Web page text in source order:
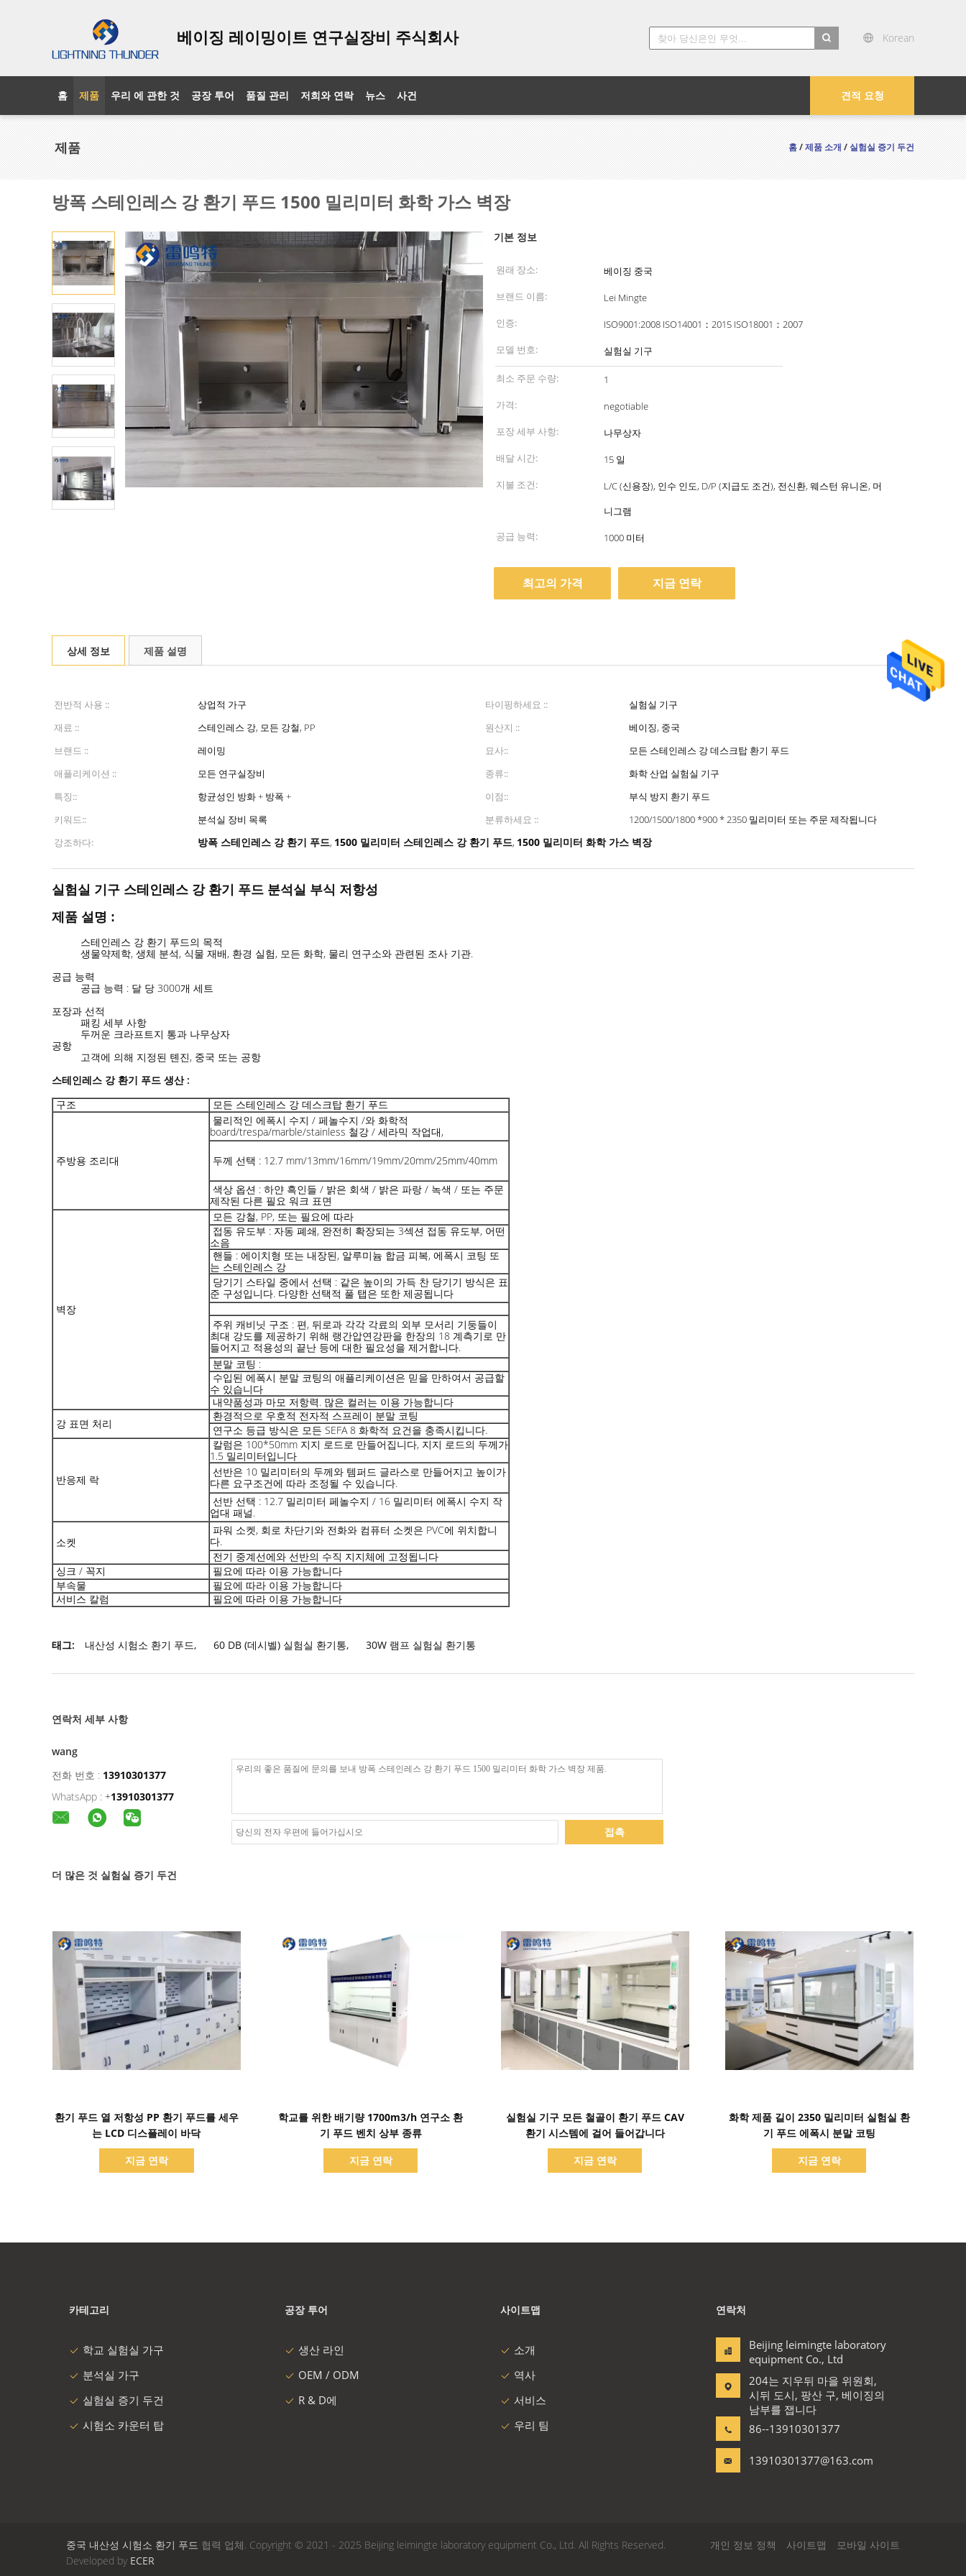
베이징 레이밍이트 연구실장비 주식회사 Korean
견적 요청
홈 제품 우리 에 관한 것 공장 투어 품질 관리 저희와 연락 뉴스 사건
제품 홈/제품 소개/실험실 증기 두건
방폭 스테인레스 강 환기 푸드 1500 밀리미터 화학 가스 벽장
기본 정보
원래 장소:
베이징 중국
브랜드 이름:
Lei Mingte
인증:
ISO9001:2008 ISO14001：2015 ISO18001：2007
모델 번호:
실험실 기구
최소 주문 수량:
1
가격:
negotiable
포장 세부 사항:
나무상자
배달 시간:
15 일
지불 조건:
L/C (신용장), 인수 인도, D/P (지급도 조건), 전신환, 웨스턴 유니온, 머
니그램
공급 능력:
1000 미터
최고의 가격 지금 연락
상세 정보 제품 설명
전반적 사용 :: 상업적 가구 타이핑하세요 ::
실험실 기구
재료 ::
스테인레스 강, 모든 강철, PP 원산지 ::
베이징, 중국
브랜드 ::
레이밍 묘사::
모든 스테인레스 강 데스크탑 환기 푸드
애플리케이션 ::
모든 연구실장비 종류::
화학 산업 실험실 기구
특징::
항균성인 방화 + 방폭 + 이점::
부식 방지 환기 푸드
키워드::
분석실 장비 목록 분류하세요 ::
1200/1500/1800 *900 * 2350 밀리미터 또는 주문 제작됩니다
강조하다:
방폭 스테인레스 강 환기 푸드, 1500 밀리미터 스테인레스 강 환기 푸드, 1500 밀리미터 화학 가스 벽장
실험실 기구 스테인레스 강 환기 푸드 분석실 부식 저항성
제품 설명 :
스테인레스 강 환기 푸드의 목적
생물약제학, 생체 분석, 식물 재배, 환경 실험, 모든 화학, 물리 연구소와 관련된 조사 기관.
공급 능력
공급 능력 : 달 당 3000개 세트
포장과 선적
패킹 세부 사항
두꺼운 크라프트지 통과 나무상자
공항
고객에 의해 지정된 톈진, 중국 또는 공항
스테인레스 강 환기 푸드 생산 :
구조
모든 스테인레스 강 데스크탑 환기 푸드
주방용 조리대
물리적인 에폭시 수지 / 페놀수지 /와 화학적
board/trespa/marble/stainless 철강 / 세라믹 작업대,
두께 선택 : 12.7 mm/13mm/16mm/19mm/20mm/25mm/40mm
색상 옵션 : 하얀 흑인들 / 밝은 회색 / 밝은 파랑 / 녹색 / 또는 주문
제작된 다른 필요 워크 표면
벽장
모든 강철, PP, 또는 필요에 따라
접동 유도부 : 자동 폐쇄, 완전히 확장되는 3섹션 접동 유도부, 어떤
소음
핸들 : 에이치형 또는 내장된, 알루미늄 합금 피복, 에폭시 코팅 또
는 스테인레스 강
당기기 스타일 중에서 선택 : 같은 높이의 가득 찬 당기기 방식은 표
준 구성입니다. 다양한 선택적 풀 탭은 또한 제공됩니다
주위 캐비닛 구조 : 편, 뒤로과 각각 각료의 외부 모서리 기둥들이
최대 강도를 제공하기 위해 랭간압연강판을 한장의 18 계측기로 만
들어지고 적용성의 끝난 등에 대한 필요성을 제거합니다.
분말 코팅 :
수입된 에폭시 분말 코팅의 애플리케이션은 믿을 만하여서 공급할
수 있습니다
내약품성과 마모 저항력. 많은 컬러는 이용 가능합니다
강 표면 처리
환경적으로 우호적 전자적 스프레이 분말 코팅
연구소 등급 방식은 모든 SEFA 8 화학적 요건을 충족시킵니다.
반응제 락
칼럼은 100*50mm 지지 로드로 만들어집니다, 지지 로드의 두께가
1.5 밀리미터입니다
선반은 10 밀리미터의 두께와 템퍼드 글라스로 만들어지고 높이가
다른 요구조건에 따라 조정될 수 있습니다.
선반 선택 : 12.7 밀리미터 페놀수지 / 16 밀리미터 에폭시 수지 작
업대 패널.
소켓
파워 소켓, 회로 차단기와 전화와 컴퓨터 소켓은 PVC에 위치합니
다.
전기 중계선에와 선반의 수직 지지체에 고정됩니다
싱크 / 꼭지
필요에 따라 이용 가능합니다
부속물
필요에 따라 이용 가능합니다
서비스 칼럼
필요에 따라 이용 가능합니다
태그: 내산성 시험소 환기 푸드, 60 DB (데시벨) 실험실 환기통, 30W 램프 실험실 환기통
연락처 세부 사항
wang
전화 번호 : 13910301377
WhatsApp : +13910301377
접촉
더 많은 것 실험실 증기 두건
환기 푸드 열 저항성 PP 환기 푸드를 세우
는 LCD 디스플레이 바닥
지금 연락
학교를 위한 배기량 1700m3/h 연구소 환
기 푸드 벤치 상부 종류
지금 연락
실험실 기구 모든 철골이 환기 푸드 CAV
환기 시스템에 걸어 들어갑니다
지금 연락
화학 제품 길이 2350 밀리미터 실험실 환
기 푸드 에폭시 분말 코팅
지금 연락
카테고리
학교 실험실 가구
분석실 가구
실험실 증기 두건
시험소 카운터 탑
공장 투어
생산 라인
OEM / ODM
R & D에
사이트맵
소개
역사
서비스
우리 팀
연락처
Beijing leimingte laboratory
equipment Co., Ltd
204는 지우뒤 마을 위원회,
시뒤 도시, 팡산 구, 베이징의
남부를 잽니다
86--13910301377
13910301377@163.com
개인 정보 정책 사이트맵 모바일 사이트
중국 내산성 시험소 환기 푸드 협력 업체. Copyright © 2021 - 2025 Beijing leimingte laboratory equipment Co., Ltd. All Rights Reserved.
Developed by ECER